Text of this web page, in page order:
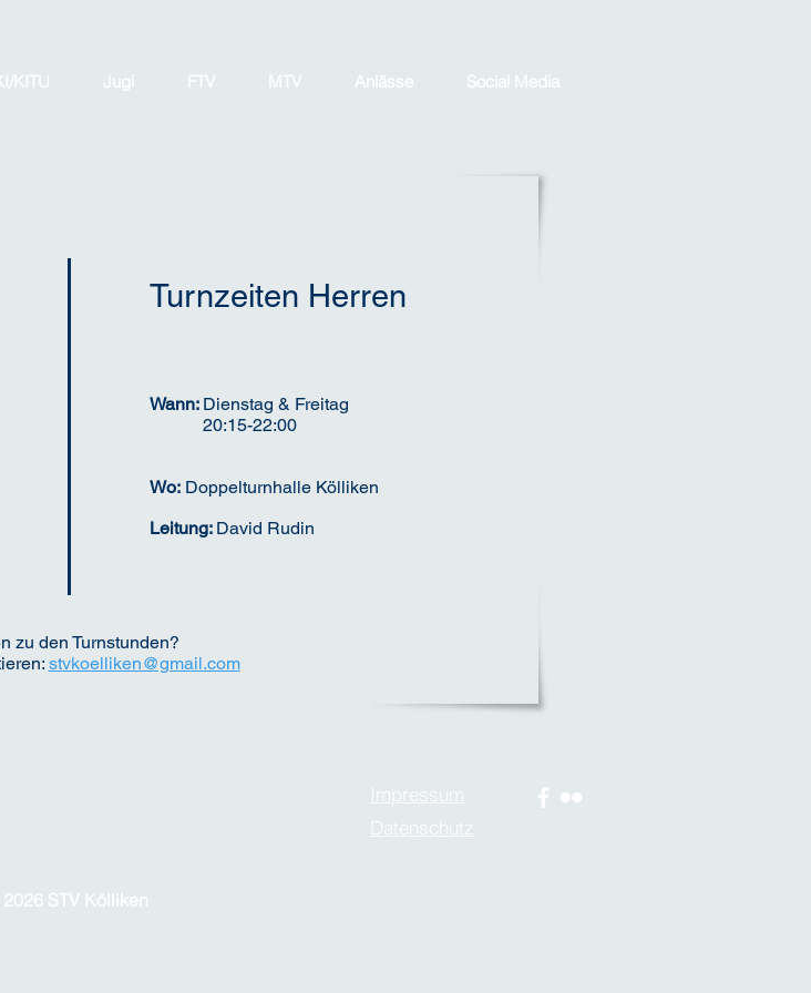
KITU Jugi FTV MTV Anlässe Social Media
Turnzeiten Herren
Wann: Dienstag & Freitag
20:15-22:00
Wo: Doppelturnhalle Kölliken
Leitung: David Rudin
zu den Turnstunden?
stvkoelliken@gmail.com
Impressum
Datenschutz
STV Kölliken